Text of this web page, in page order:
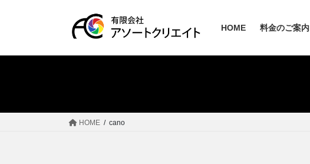
HOME 料金のご案内
HOME cano